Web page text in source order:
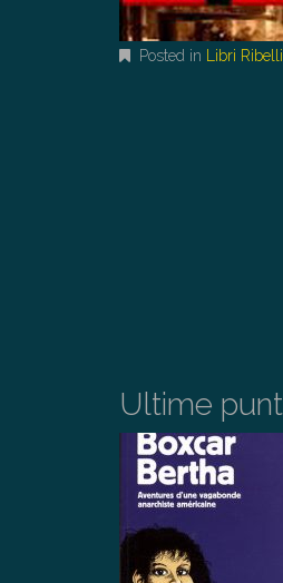
Posted in Libri Ribelli
Ultime